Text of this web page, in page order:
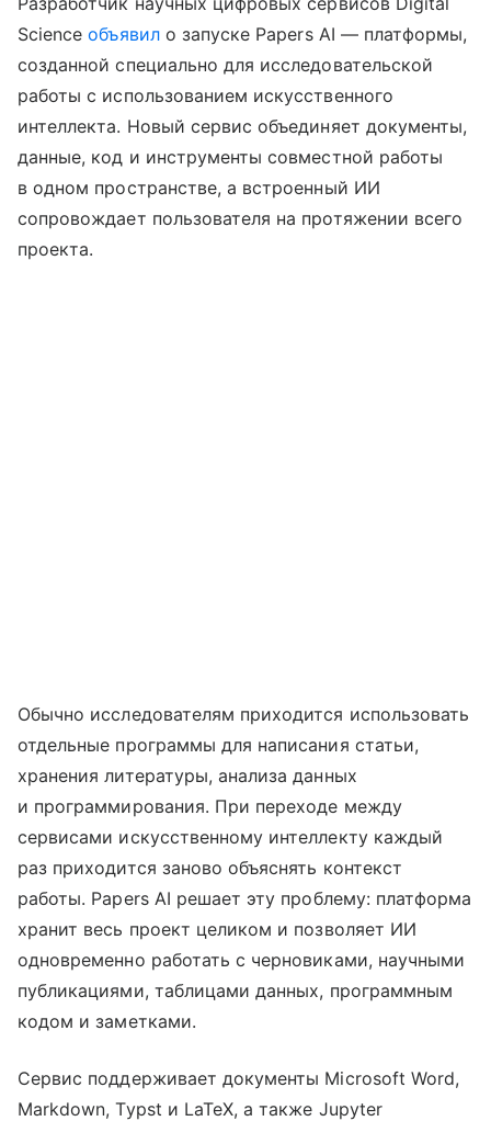
Scienceобъявило запуске Papers AI — платформы,
созданной специально для исследовательской
работы с использованием искусственного
интеллекта. Новый сервис объединяет документы,
данные, код и инструменты совместной работы
в одном пространстве, а встроенный ИИ
сопровождает пользователя на протяжении всего
проекта.
Обычно исследователям приходится использовать
отдельные программы для написания статьи,
хранения литературы, анализа данных
и программирования. При переходе между
сервисами искусственному интеллекту каждый
раз приходится заново объяснять контекст
работы. Papers AI решает эту проблему: платформа
хранит весь проект целиком и позволяет ИИ
одновременно работать с черновиками, научными
публикациями, таблицами данных, программным
кодом и заметками.
Сервис поддерживает документы Microsoft Word,
Markdown, Typst и LaTeX, а также Jupyter